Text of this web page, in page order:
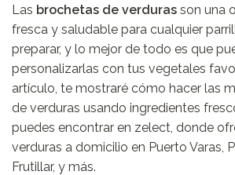
Las brochetas de verduras son una
fresca y saludable para cualquier
preparar, y lo mejor de todo es que
personalizarlas con tus vegetales
artículo, te mostraré cómo hacer las
de verduras usando ingredientes
puedes encontrar en zelect, donde
verduras a domicilio en Puerto Varas,
Frutillar, y más.